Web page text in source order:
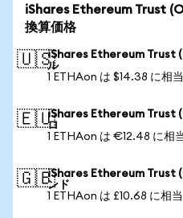
iShares Ethereum Trust
換算価格
🇺🇸iShares Ethereum Trust
ル
1 ETHAon は $14.38 に相当
🇪🇺iShares Ethereum Trust
ロ
1 ETHAon は €12.48 に相
🇬🇧iShares Ethereum Trust
ンド
1 ETHAon は £10.68 に相当